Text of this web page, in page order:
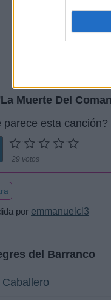
Muerte Del
parece esta canción?
29 votos
por emmanuelcl3
del Barranco